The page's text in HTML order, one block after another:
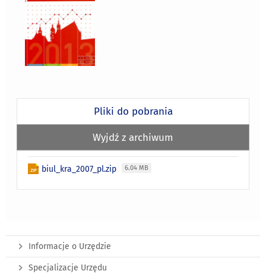
Pliki do pobrania
Wyjdź z archiwum
biul_kra_2007_pl.zip 6.04 MB
Informacje o Urzędzie
Specjalizacje Urzędu